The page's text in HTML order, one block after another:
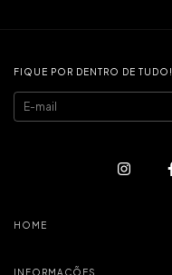
FIQUE POR DENTRO DE TUDO!
HOME
INFORMAÇÕES